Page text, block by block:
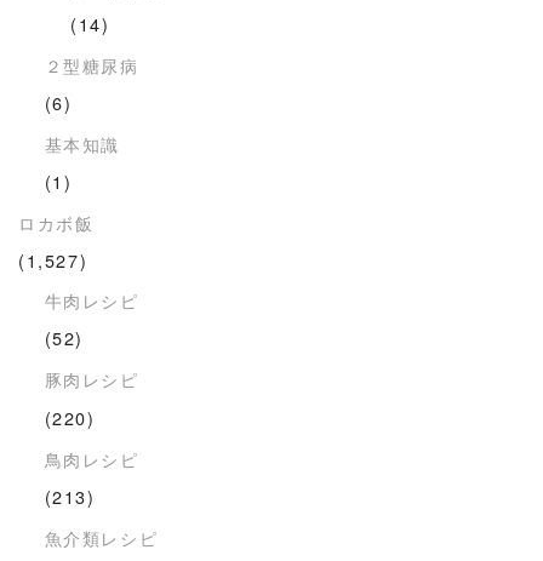
(14)
２型糖尿病
(6)
基本知識
(1)
ロカボ飯
(1,527)
牛肉レシピ
(52)
豚肉レシピ
(220)
鳥肉レシピ
(213)
魚介類レシピ